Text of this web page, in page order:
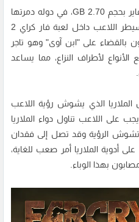
تحميل لعبة Far Cry 2 من ميديا فاير بحجم 2.70 GB، في دوله دمرتها
الحرب الأهلية في شمال إفريقيا يسيطر اللاعب داخل لعبة فار كراي 2
بالقضاء على "ابن آوى" وهو تاجر
لأطراف النزاع، مما يساعد
الذي يشوش رؤية اللاعب
على اللاعب تناول دواء الملاريا
يزداد تشوش الرؤية وقد تصل إلى فقدان
أدوية الملاريا أمر صعب للغاية،
بهذا الوباء.